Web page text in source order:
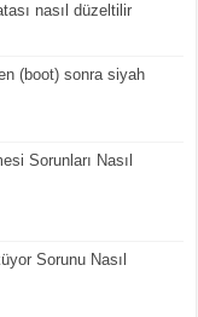
nasıl düzeltilir
(boot) sonra siyah
Sorunları Nasıl
Sorunu Nasıl